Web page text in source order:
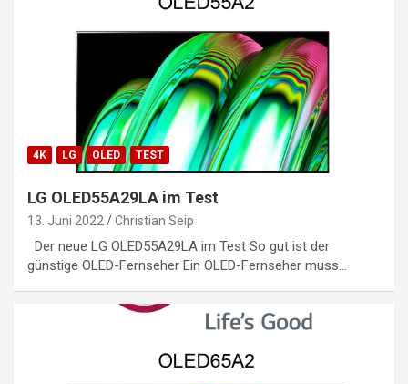
4K LG OLED TEST
LG OLED55A29LA im Test
13. Juni 2022 Christian Seip
Der neue LG OLED55A29LA im Test So gut ist der
günstige OLED-Fernseher Ein OLED-Fernseher muss…